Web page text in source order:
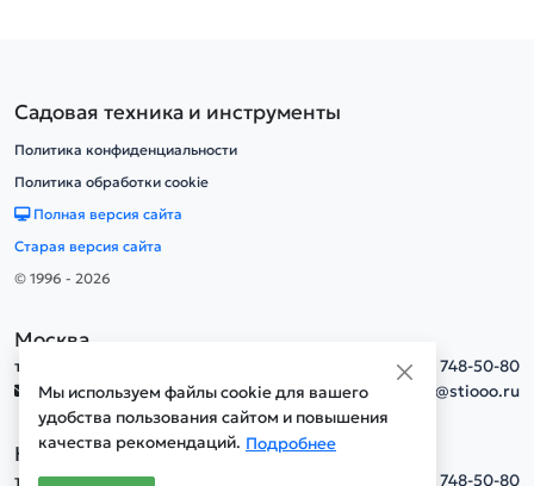
Мы используем файлы cookie для вашего
удобства пользования сайтом и повышения
качества рекомендаций. Подробнее
Садовая техника и инструменты
Политика конфиденциальности
Политика обработки cookie
Полная версия сайта
Старая версия сайта
© 1996 - 2026
Москва
тел.
+7(495) 748-50-80
info@stiooo.ru
Новосибирск
тел. +7(495) 748-50-80